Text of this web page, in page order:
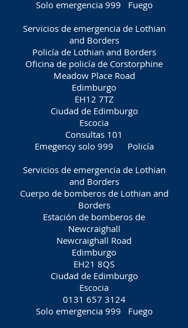
Solo emergencia 999
Fuego
Servicios de emergencia de Lothian
and Borders
Policía de Lothian and Borders
Oficina de policía de Corstorphine
Meadow Place Road
Edimburgo
EH12 7TZ
Ciudad de Edimburgo
Escocia
Consultas 101
Emegency solo 999
Policía
Servicios de emergencia de Lothian
and Borders
Cuerpo de bomberos de Lothian and
Borders
Estación de bomberos de
Newcraighall
Newcraighall Road
Edimburgo
EH21 8QS
Ciudad de Edimburgo
Escocia
0131 657 3124
Solo emergencia 999
Fuego